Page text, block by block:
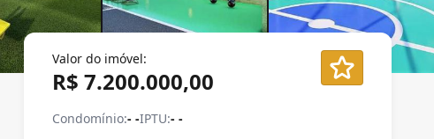
Valor do imóvel:
R$ 7.200.000,00
Condomínio:- -IPTU:- -